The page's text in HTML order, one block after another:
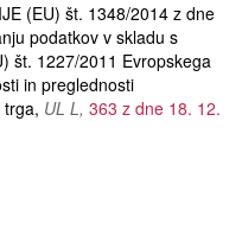
(EU) št. 1348/2014 z dne
podatkov v skladu s
št. 1227/2011 Evropskega
in preglednosti
trga UL L 363 z dne 18. 12.